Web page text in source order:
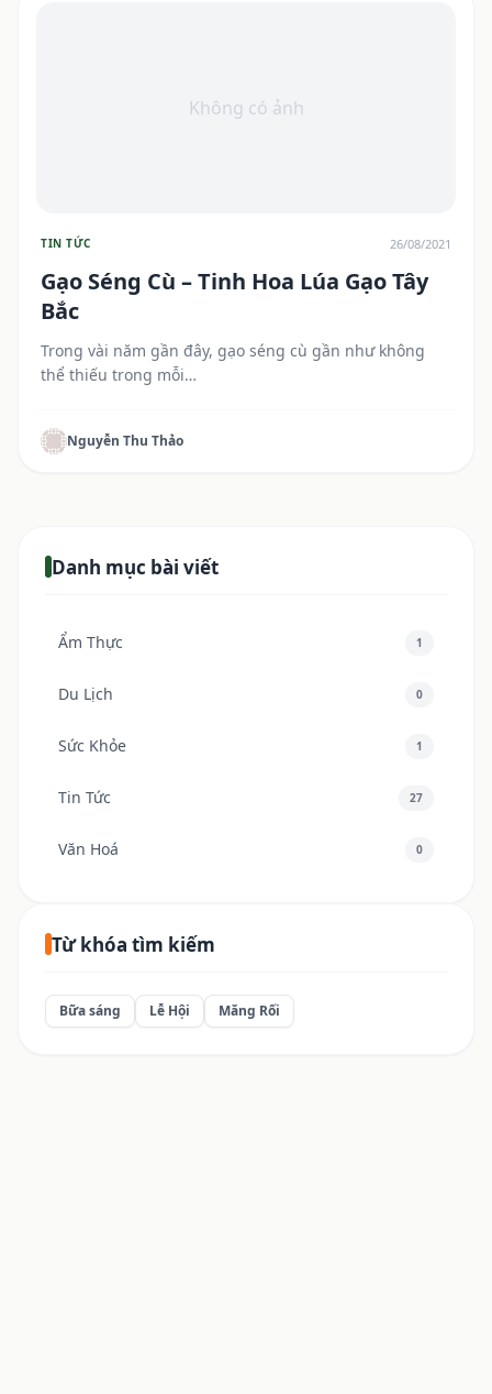
Không có ảnh
TIN TỨC 26/08/2021
Gạo Séng Cù – Tinh Hoa Lúa Gạo Tây
Bắc
Trong vài năm gần đây, gạo séng cù gần như không
thể thiếu trong mỗi…
Nguyễn Thu Thảo
Danh mục bài viết
Ẩm Thực 1
Du Lịch 0
Sức Khỏe 1
Tin Tức 27
Văn Hoá 0
Từ khóa tìm kiếm
Bữa sáng Lễ Hội Măng Rối